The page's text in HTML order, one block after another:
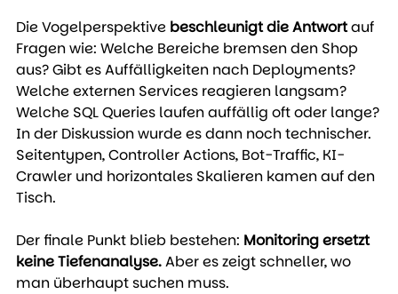
Die Vogelperspektive beschleunigt die Antwort auf
Fragen wie: Welche Bereiche bremsen den Shop
aus? Gibt es Auffälligkeiten nach Deployments?
Welche externen Services reagieren langsam?
Welche SQL Queries laufen auffällig oft oder lange?
In der Diskussion wurde es dann noch technischer.
Seitentypen, Controller Actions, Bot-Traffic, KI-
Crawler und horizontales Skalieren kamen auf den
Tisch.
Der finale Punkt blieb bestehen: Monitoring ersetzt
keine Tiefenanalyse. Aber es zeigt schneller, wo
man überhaupt suchen muss.